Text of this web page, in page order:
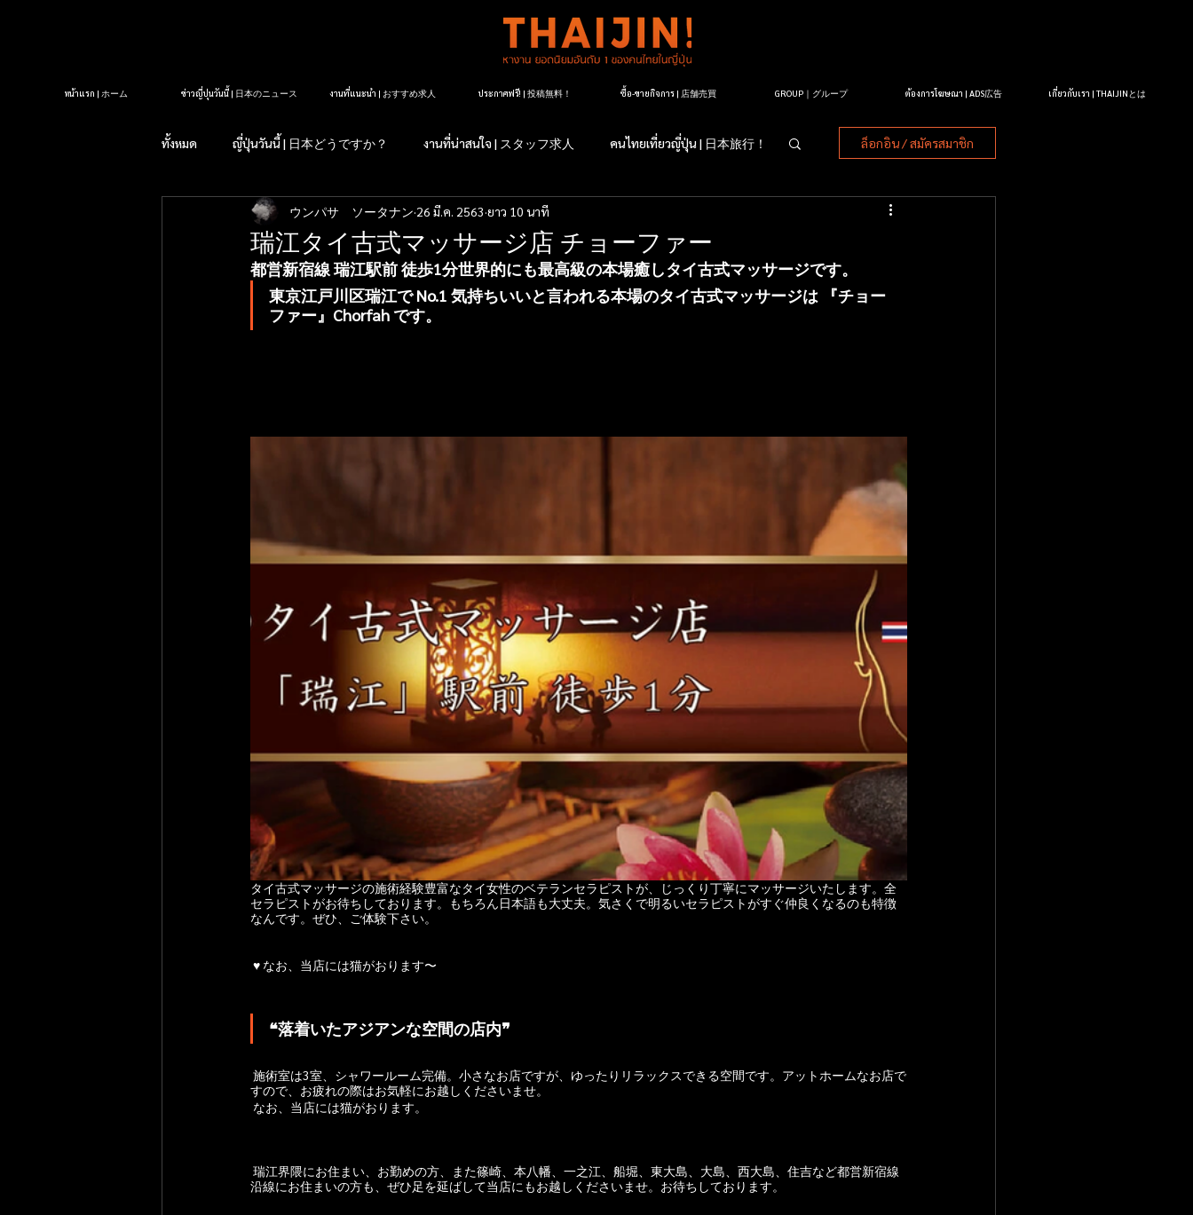
หน้าแรก | ホーム ข่าวญี่ปุ่นวันนี้ | 日本のニュース งานที่แนะนำ | おすすめ求人 ประกาศฟรี! | 投稿無料！ ซื้อ-ขายกิจการ | 店舗売買 GROUP｜グループ ต้องการโฆษณา | ADS広告 เกี่ยวกับเรา | THAIJINとは
ทั้งหมด ญี่ปุ่นวันนี้ | 日本どうですか？ งานที่น่าสนใจ | スタッフ求人 คนไทยเที่ยวญี่ปุ่น | 日本旅行！
รู้หรือไม่?ในญี่ปุ่น| 知っていますか？日本のこと マッサージ紹介
タイクラブ紹介 アロママッサージ店紹介 マッサージについて タイランドについて
ล็อกอิน / สมัครสมาชิก
瑞江タイ古式マッサージ店 チョーファー
ウンパサ ソータナン 26 มี.ค. 2563 ยาว 10 นาที
都営新宿線 瑞江駅前 徒歩1分世界的にも最高級の本場癒しタイ古式マッサージです。
東京江戸川区瑞江で No.1 気持ちいいと言われる本場のタイ古式マッサージは 『チョー
ファー』Chorfah です。
タイ古式マッサージの施術経験豊富なタイ女性のベテランセラピストが、じっくり丁寧にマッサージいたします。全
セラピストがお待ちしております。もちろん日本語も大丈夫。気さくで明るいセラピストがすぐ仲良くなるのも特徴
なんです。ぜひ、ご体験下さい。
♥ なお、当店には猫がおります〜
❝落着いたアジアンな空間の店内❞
すので、お疲れの際はお気軽にお越しくださいませ。
なお、当店には猫がおります。
沿線にお住まいの方も、ぜひ足を延ばして当店にもお越しくださいませ。お待ちしております。